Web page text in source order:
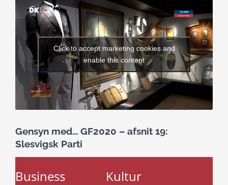
View
Larger
Image
Click to accept marketing cookies and
enable this content
Gensyn med… GF2020 – afsnit 19:
Slesvigsk Parti
Business
Kultur